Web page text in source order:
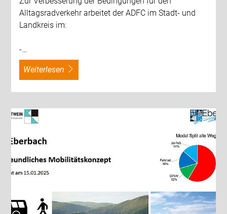
Alltagsradverkehr arbeitet der ADFC im Stadt- und
Landkreis im:
-…
weiterlesen